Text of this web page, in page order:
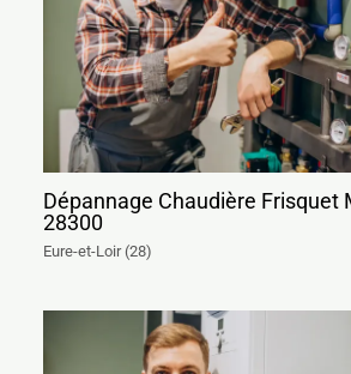
Dépannage Chaudière Frisquet
28300
Eure-et-Loir (28)